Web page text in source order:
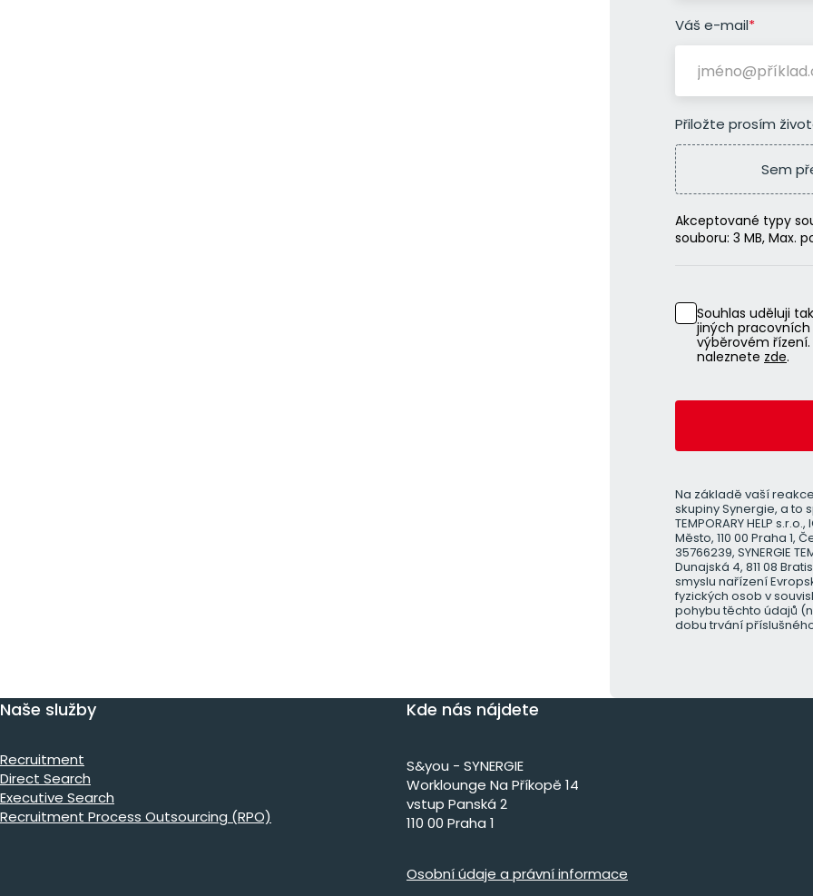
Váš e-mail*
Přiložte prosím
Sem
Akceptované typy
souboru: 3 MB, Max.
Souhlas uděluji
jiných
výběrovém
naleznete zde.
Na základě vaší
skupiny Synergie, a to
TEMPORARY HELP
Město, 110 00 Praha 1,
35766239, SYNERGIE
Dunajská 4, 811 08
smyslu nařízení
fyzických osob v
pohybu těchto údajů
dobu trvání
Naše služby
Recruitment
Direct Search
Executive Search
Recruitment Process Outsourcing (RPO)
Kde nás nájdete
S&you - SYNERGIE
Worklounge Na Příkopě 14
vstup Panská 2
110 00 Praha 1
Osobní údaje a právní informace